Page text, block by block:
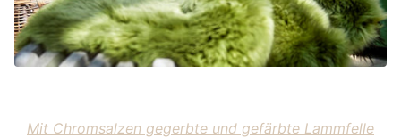
Mit Chromsalzen gegerbte und gefärbte Lammfelle